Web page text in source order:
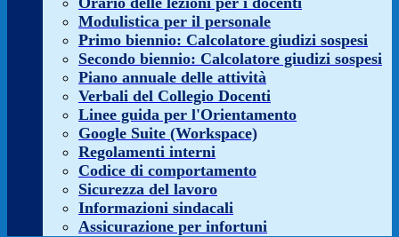
Modulistica per il personale
Primo biennio: Calcolatore giudizi sospesi
Secondo biennio: Calcolatore giudizi sospesi
Piano annuale delle attività
Verbali del Collegio Docenti
Linee guida per l'Orientamento
Google Suite (Workspace)
Regolamenti interni
Codice di comportamento
Sicurezza del lavoro
Informazioni sindacali
Assicurazione per infortuni